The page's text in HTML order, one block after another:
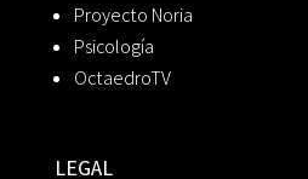
Proyecto Noria
Psicología
OctaedroTV
LEGAL